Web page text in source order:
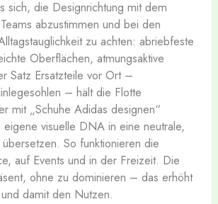
sich, die Designrichtung mit dem
abzustimmen und bei den
zu achten: abriebfeste
Oberflächen, atmungsaktive
Satz Ersatzteile vor Ort –
– hält die Flotte
mit „Schuhe Adidas designen“
eigene visuelle DNA in eine neutrale,
So funktionieren die
auf Events und in der Freizeit. Die
ohne zu dominieren – das erhöht
damit den Nutzen.